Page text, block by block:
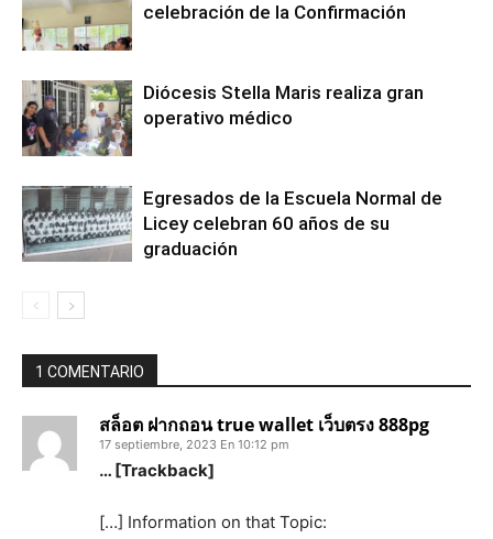
celebración de la Confirmación
Diócesis Stella Maris realiza gran
operativo médico
Egresados de la Escuela Normal de
Licey celebran 60 años de su
graduación
1 COMENTARIO
สล็อต ฝากถอน true wallet เว็บตรง 888pg
17 septiembre, 2023 En 10:12 pm
… [Trackback]
[…] Information on that Topic: